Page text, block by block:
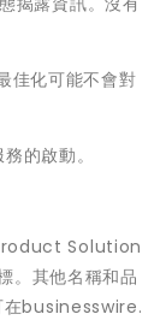
佳化可能不會對
的啟動。
Solution
。其他名稱和品
在businesswire.